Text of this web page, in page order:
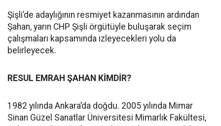
Şişli’de adaylığının resmiyet kazanmasının ardından
Şahan, yarın CHP Şişli örgütüyle buluşarak seçim
çalışmaları kapsamında izleyecekleri yolu da
belirleyecek.
RESUL EMRAH ŞAHAN KİMDİR?
1982 yılında Ankara’da doğdu. 2005 yılında Mimar
Sinan Güzel Sanatlar Üniversitesi Mimarlık Fakültesi,